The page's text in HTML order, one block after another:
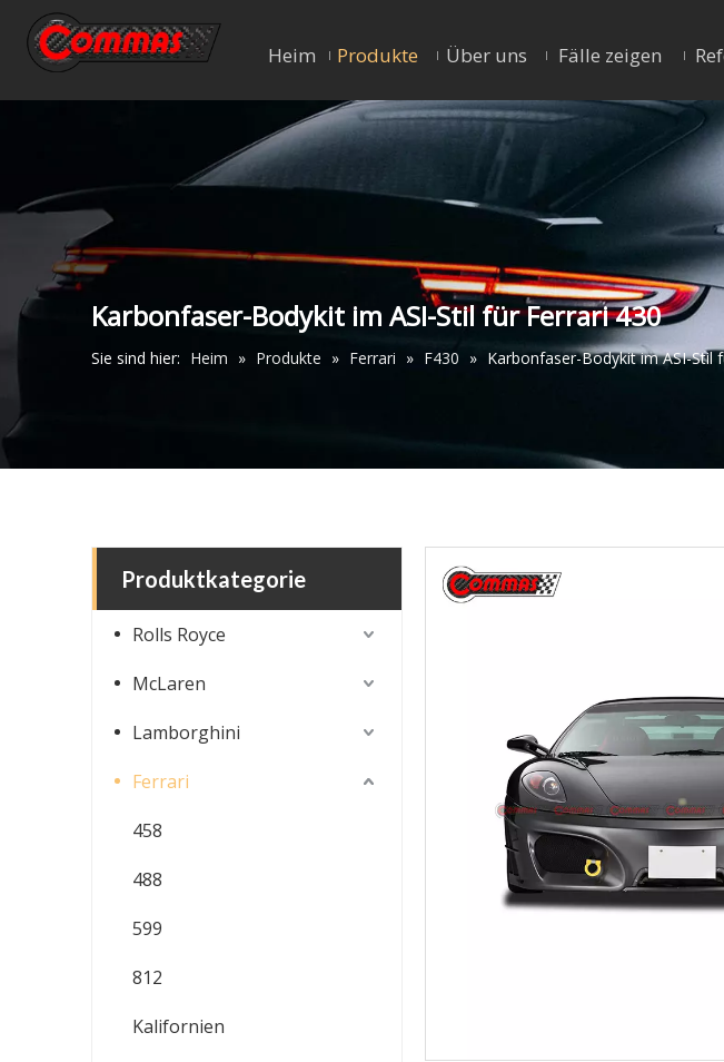
Heim Produkte Über uns Fälle zeigen
Karbonfaser-Bodykit im ASI-Stil für Ferrari 430
Sie sind hier: Heim » Produkte » Ferrari » F430 » Karbonfaser-Bodykit im ASI-Stil
Produktkategorie
Rolls Royce
McLaren
Lamborghini
Ferrari
458
488
599
812
Kalifornien